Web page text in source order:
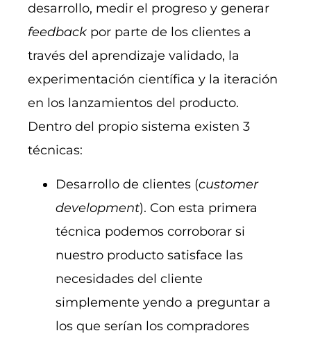
desarrollo, medir el progreso y generar
feedback por parte de los clientes a
través del aprendizaje validado, la
experimentación científica y la iteración
en los lanzamientos del producto.
Dentro del propio sistema existen 3
técnicas:
Desarrollo de clientes (customer
development). Con esta primera
técnica podemos corroborar si
nuestro producto satisface las
necesidades del cliente
simplemente yendo a preguntar a
los que serían los compradores